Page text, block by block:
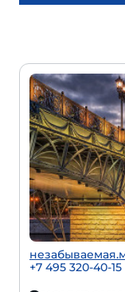
+7 495 320-40-15